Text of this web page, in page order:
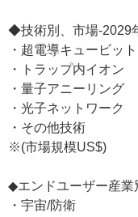
◆技術別、市場-2029
・超電導キュービット
・トラップ内イオン
・量子アニーリング
・光子ネットワーク
・その他技術
※(市場規模US$)
◆エンドユーザー産業
・宇宙/防衛